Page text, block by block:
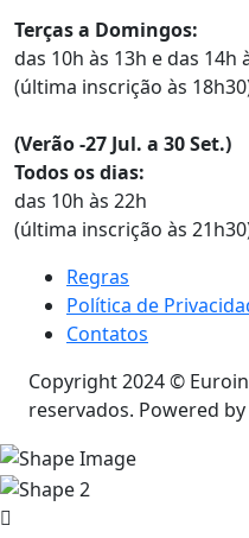
Terças a Domingos:
das 10h às 13h e das 14h
(última inscrição às
(Verão -27 Jul. a 30 Set.)
Todos os dias:
das 10h às 22h
(última inscrição às
Regras
Política de
Contatos
Copyright 2024 ©
reservados. Powered by